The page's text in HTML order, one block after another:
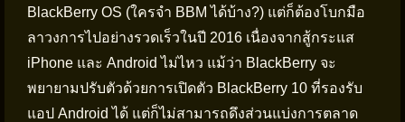
BlackBerry OS (ใครจำ BBM ได้บ้าง?) แต่ก็ต้องโบกมือ
ลาวงการไปอย่างรวดเร็วในปี 2016 เนื่องจากสู้กระแส
iPhone และ Android ไม่ไหว แม้ว่า BlackBerry จะ
พยายามปรับตัวด้วยการเปิดตัว BlackBerry 10 ที่รองรับ
แอป Android ได้ แต่ก็ไม่สามารถดึงส่วนแบ่งการตลาด